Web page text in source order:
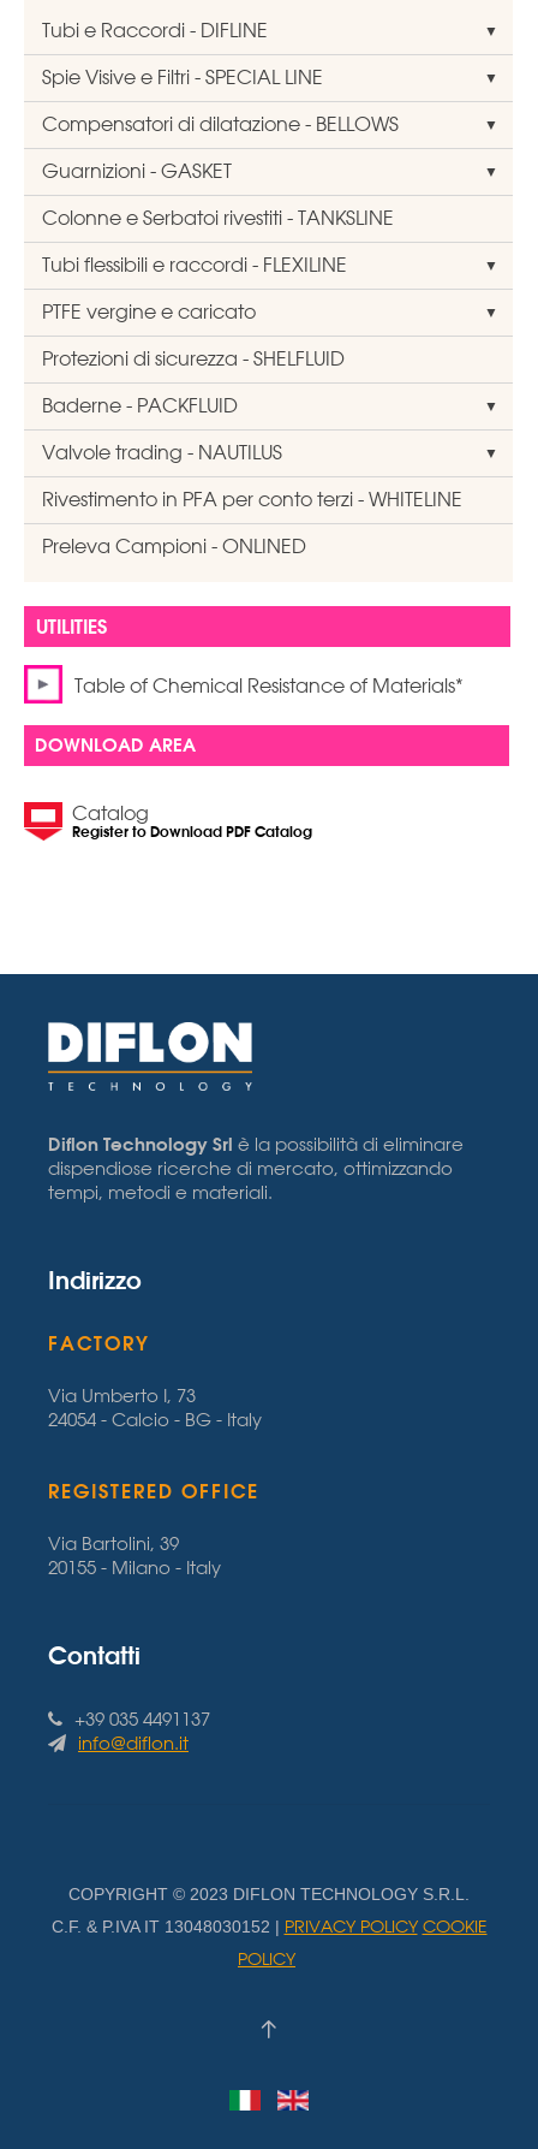
Tubi e Raccordi - DIFLINE
Spie Visive e Filtri - SPECIAL LINE
Compensatori di dilatazione - BELLOWS
Guarnizioni - GASKET
Colonne e Serbatoi rivestiti - TANKSLINE
Tubi flessibili e raccordi - FLEXILINE
PTFE vergine e caricato
Protezioni di sicurezza - SHELFLUID
Baderne - PACKFLUID
Valvole trading - NAUTILUS
Rivestimento in PFA per conto terzi - WHITELINE
Preleva Campioni - ONLINED
Table of Chemical Resistance of Materials*
DOWNLOAD AREA
Catalog
Register to Download PDF Catalog
Diflon Technology Srl è la possibilità di eliminare
dispendiose ricerche di mercato, ottimizzando
tempi, metodi e materiali.
Indirizzo
FACTORY
Via Umberto I, 73
24054 - Calcio - BG - Italy
REGISTERED OFFICE
Via Bartolini, 39
20155 - Milano - Italy
Contatti
+39 035 4491137
info@diflon.it
COPYRIGHT © 2023 DIFLON TECHNOLOGY S.R.L.
C.F. & P.IVA IT 13048030152 | PRIVACY POLICY COOKIE
POLICY